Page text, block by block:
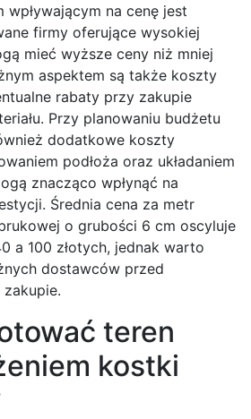
wpływającym na cenę jest
firmy oferujące wysokiej
mieć wyższe ceny niż mniej
aspektem są także koszty
rabaty przy zakupie
Przy planowaniu budżetu
dodatkowe koszty
podłoża oraz układaniem
znacząco wpłynąć na
Średnia cena za metr
o grubości 6 cm oscyluje
a 100 złotych, jednak warto
dostawców przed
teren
kostki